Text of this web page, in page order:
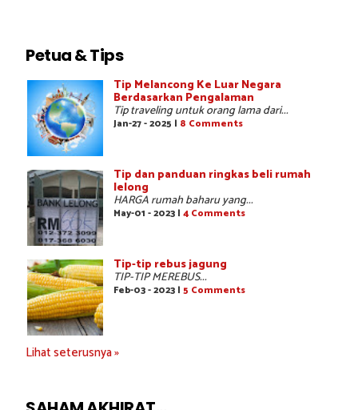
Petua & Tips
Tip Melancong Ke Luar Negara
Berdasarkan Pengalaman
Tip traveling untuk orang lama dari...
Jan-27 - 2025 | 8 Comments
Tip dan panduan ringkas beli rumah
lelong
HARGA rumah baharu yang...
May-01 - 2023 | 4 Comments
Tip-tip rebus jagung
TIP-TIP MEREBUS...
Feb-03 - 2023 | 5 Comments
Lihat seterusnya »